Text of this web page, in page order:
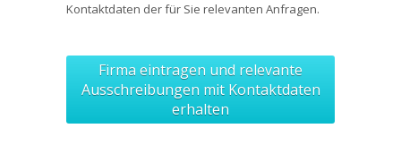
Kontaktdaten der für Sie relevanten Anfragen.
Firma eintragen und relevante
Ausschreibungen mit Kontaktdaten
erhalten